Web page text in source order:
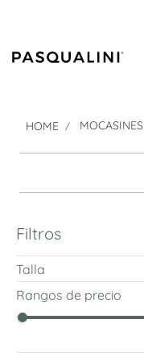
MOCASINES
Filtros
Talla
35
38
Rangos de precio